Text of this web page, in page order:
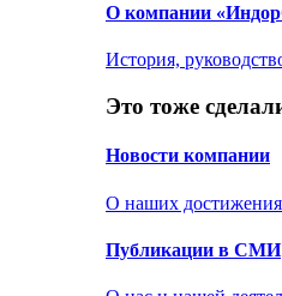
О компании
История,
Это тоже
Новости компании
О наших
Публикации в СМИ